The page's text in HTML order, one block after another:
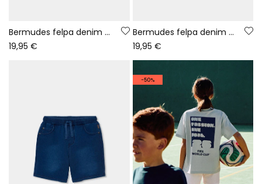
Bermudes felpa denim negre
19,95 €
Bermudes felpa denim bleach
19,95 €
-50%